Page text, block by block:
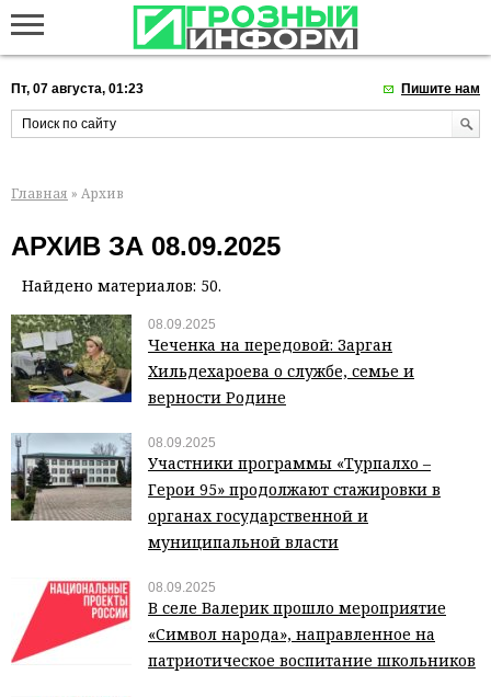
Пт, 07 августа, 01:23 Пишите нам
Главная » Архив
АРХИВ ЗА 08.09.2025
Найдено материалов: 50.
08.09.2025
Чеченка на передовой: Зарган
Хильдехароева о службе, семье и
верности Родине
08.09.2025
Участники программы «Турпалхо –
Герои 95» продолжают стажировки в
органах государственной и
муниципальной власти
08.09.2025
В селе Валерик прошло мероприятие
«Символ народа», направленное на
патриотическое воспитание школьников